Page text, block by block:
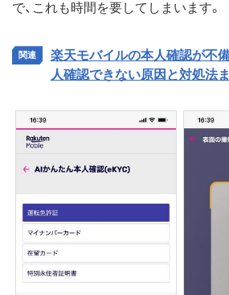
で、これも時間を要してしまいます。
楽天モバイルの本人確認が不
人確認できない原因と対処法